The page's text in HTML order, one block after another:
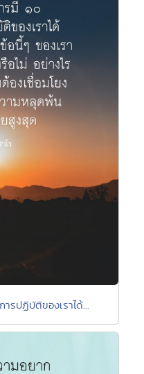
รปฏิบัติของเราได้...